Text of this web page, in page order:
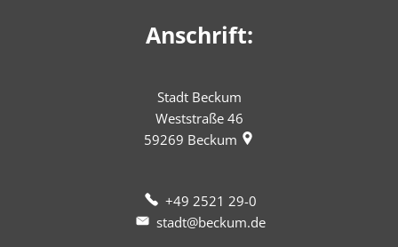
Anschrift:
Stadt Beckum
Weststraße 46
59269 Beckum
+49 2521 29-0
stadt@beckum.de